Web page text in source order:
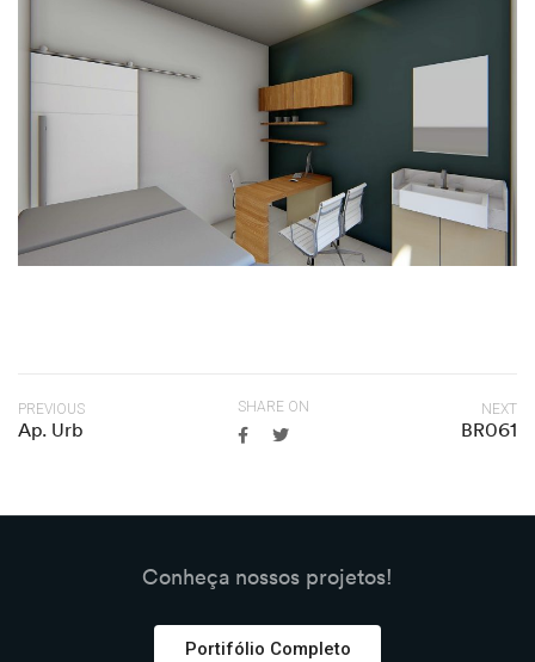
PREVIOUS
Ap. Urb
SHARE ON NEXT
BR061
Conheça nossos projetos!
Portifólio Completo